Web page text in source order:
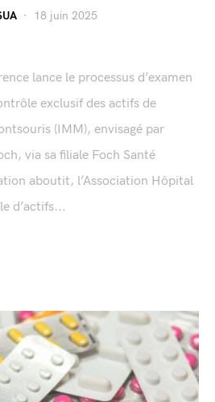
18 juin 2025
lance le processus d’examen
exclusif des actifs de
(IMM), envisagé par
via sa filiale Foch Santé
aboutit, l’Association Hôpital
d’actifs...